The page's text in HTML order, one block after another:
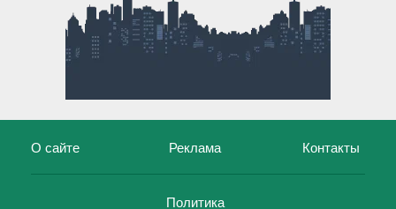
О сайте Реклама Контакты
Политика